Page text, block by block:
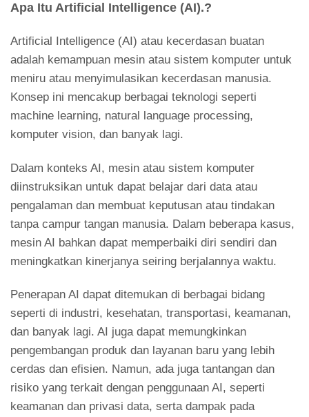
Apa Itu Artificial Intelligence (AI).?
Artificial Intelligence (AI) atau kecerdasan buatan
adalah kemampuan mesin atau sistem komputer untuk
meniru atau menyimulasikan kecerdasan manusia.
Konsep ini mencakup berbagai teknologi seperti
machine learning, natural language processing,
komputer vision, dan banyak lagi.
Dalam konteks AI, mesin atau sistem komputer
diinstruksikan untuk dapat belajar dari data atau
pengalaman dan membuat keputusan atau tindakan
tanpa campur tangan manusia. Dalam beberapa kasus,
mesin AI bahkan dapat memperbaiki diri sendiri dan
meningkatkan kinerjanya seiring berjalannya waktu.
Penerapan AI dapat ditemukan di berbagai bidang
seperti di industri, kesehatan, transportasi, keamanan,
dan banyak lagi. AI juga dapat memungkinkan
pengembangan produk dan layanan baru yang lebih
cerdas dan efisien. Namun, ada juga tantangan dan
risiko yang terkait dengan penggunaan AI, seperti
keamanan dan privasi data, serta dampak pada